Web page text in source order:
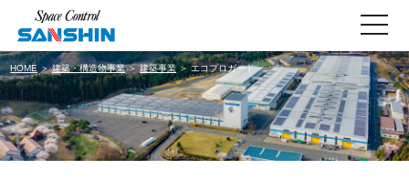
toggle
HOME ＞建築・構造物事業＞建築事業＞ エコプロガード